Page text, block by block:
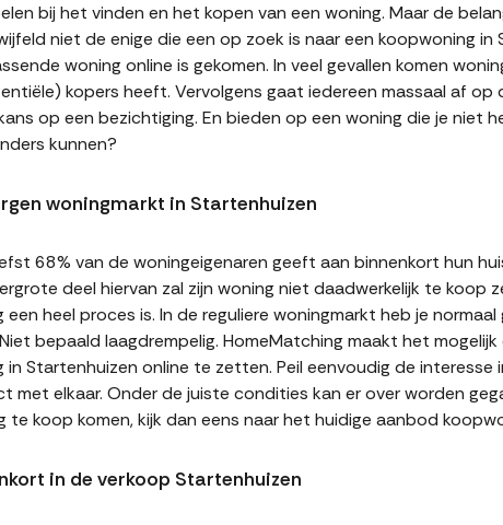
bij het vinden en het kopen van een woning. Maar de
niet de enige die een op zoek is naar een koopwoning
woning online is gekomen. In veel gevallen komen
kopers heeft. Vervolgens gaat iedereen massaal af op
op een bezichtiging. En bieden op een woning die je niet
kunnen?
woningmarkt in Startenhuizen
68% van de woningeigenaren geeft aan binnenkort hun
deel hiervan zal zijn woning niet daadwerkelijk te
een heel proces is. In de reguliere woningmarkt heb je
bepaald laagdrempelig. HomeMatching maakt het
in Startenhuizen online te zetten. Peil eenvoudig de interesse
met elkaar. Onder de juiste condities kan er over worden
te koop komen, kijk dan eens naar het huidige aanbod
in de verkoop Startenhuizen